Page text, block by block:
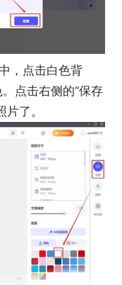
，点击白色背
点击右侧的“保存
了。